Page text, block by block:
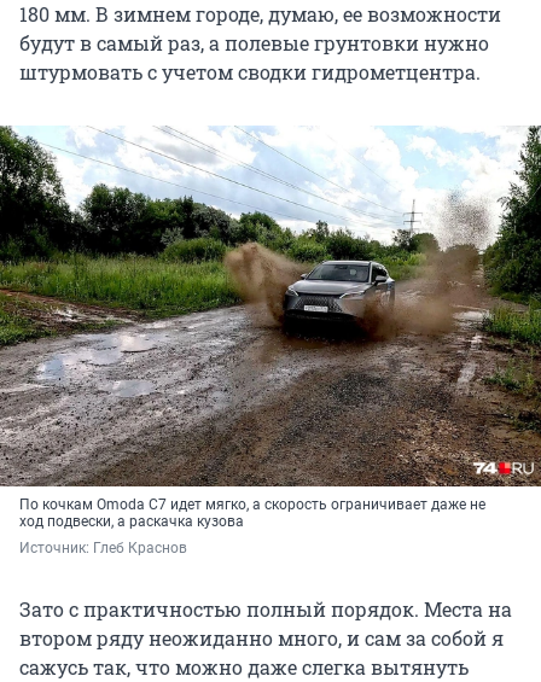
180 мм. В зимнем городе, думаю, ее возможности
будут в самый раз, а полевые грунтовки нужно
штурмовать с учетом сводки гидрометцентра.
По кочкам Omoda C7 идет мягко, а скорость ограничивает даже не
ход подвески, а раскачка кузова
Источник: Глеб Краснов
Зато с практичностью полный порядок. Места на
втором ряду неожиданно много, и сам за собой я
сажусь так, что можно даже слегка вытянуть